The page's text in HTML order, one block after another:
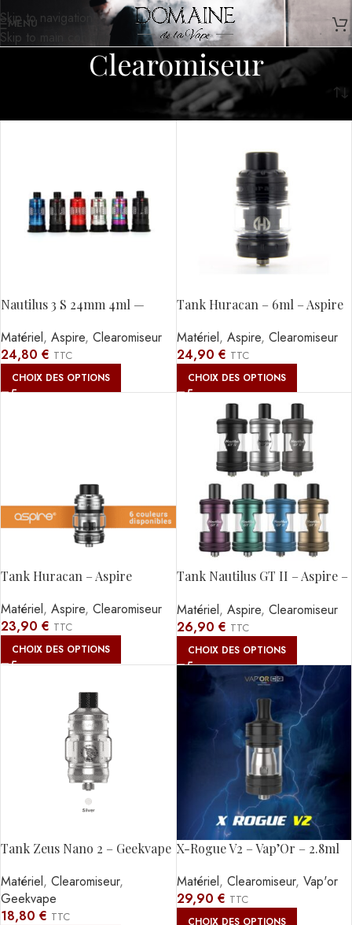
Skip to navigation
Skip to main content
MENU
Clearomiseur
Clearomiseur
Nautilus 3 S 24mm 4ml —
Matériel, Aspire, Clearomiseur
24,80 € TTC
CHOIX DES OPTIONS
Tank Huracan – 6ml – Aspire
Matériel, Aspire, Clearomiseur
24,90 € TTC
CHOIX DES OPTIONS
Tank Huracan – Aspire
Matériel, Aspire, Clearomiseur
23,90 € TTC
CHOIX DES OPTIONS
Tank Nautilus GT II – Aspire –
Matériel, Aspire, Clearomiseur
26,90 € TTC
CHOIX DES OPTIONS
Tank Zeus Nano 2 – Geekvape
Matériel, Clearomiseur,
Geekvape
18,80 € TTC
X-Rogue V2 – Vap’Or – 2.8ml
Matériel, Clearomiseur, Vap'or
29,90 € TTC
CHOIX DES OPTIONS